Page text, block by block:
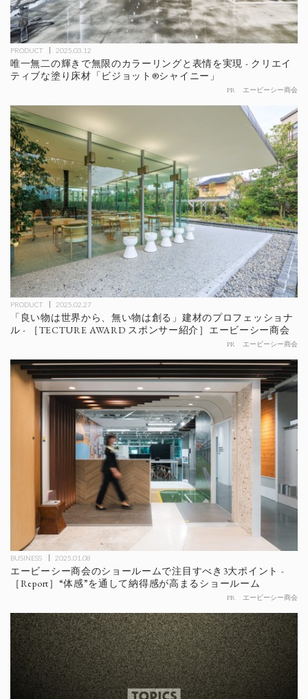
PRODUCT 2025.03.12
唯一無二の輝きで無限のカラーリングと表情を実現 - クリエイ
ティブな塗り床材「ビジョット®シャイニー」
PR エービーシー商会
PRODUCT 2025.02.27
「良い物は世界から、無い物は創る」建材のプロフェッショナ
ル - ［TECTURE AWARD スポンサー紹介］エービーシー商会
PR エービーシー商会
BUSINESS 2025.01.08
エービーシー商会のショールームで注目すべき3大ポイント -
［Report］“体感”を通して納得感が高まるショールーム
PR エービーシー商会